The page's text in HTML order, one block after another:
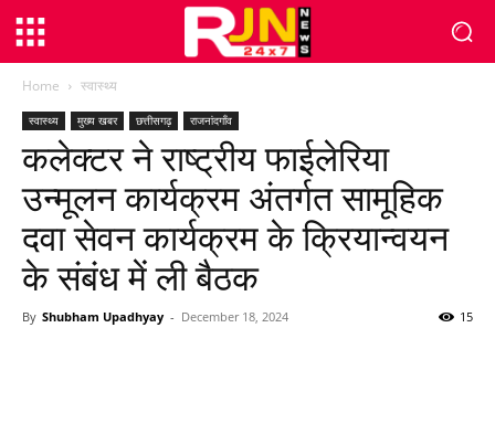
Home स्वास्थ्य
स्वास्थ्य मुख्य खबर छत्तीसगढ़ राजनांदगाँव
कलेक्टर ने राष्ट्रीय फाईलेरिया
उन्मूलन कार्यक्रम अंतर्गत सामूहिक
दवा सेवन कार्यक्रम के क्रियान्वयन
के संबंध में ली बैठक
By Shubham Upadhyay - December 18, 2024 15